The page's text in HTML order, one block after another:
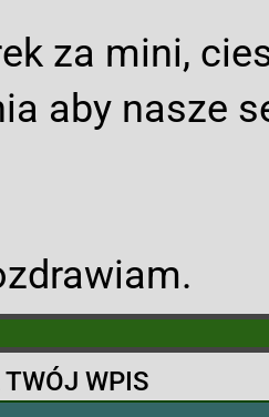
za mini,
aby nasze
WPIS